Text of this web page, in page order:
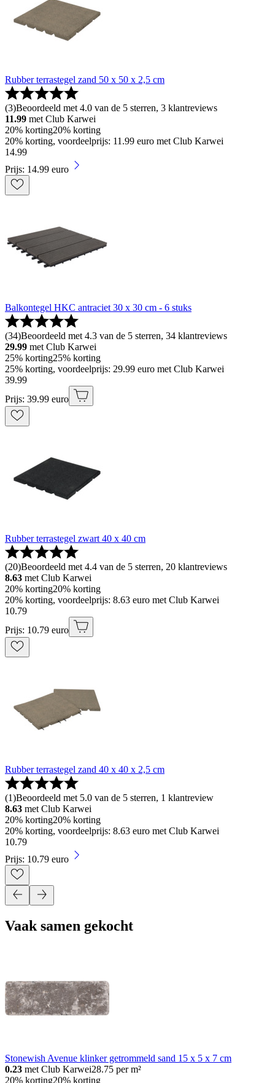
Rubber terrastegel zand 50 x 50 x 2,5 cm
(3)Beoordeeld met 4.0 van de 5 sterren, 3 klantreviews
11.99 met Club Karwei
20% korting20% korting
20% korting, voordeelprijs: 11.99 euro met Club Karwei
14.99
Prijs: 14.99 euro
Balkontegel HKC antraciet 30 x 30 cm - 6 stuks
(34)Beoordeeld met 4.3 van de 5 sterren, 34 klantreviews
29.99 met Club Karwei
25% korting25% korting
25% korting, voordeelprijs: 29.99 euro met Club Karwei
39.99
Prijs: 39.99 euro
Rubber terrastegel zwart 40 x 40 cm
(20)Beoordeeld met 4.4 van de 5 sterren, 20 klantreviews
8.63 met Club Karwei
20% korting20% korting
20% korting, voordeelprijs: 8.63 euro met Club Karwei
10.79
Prijs: 10.79 euro
Rubber terrastegel zand 40 x 40 x 2,5 cm
(1)Beoordeeld met 5.0 van de 5 sterren, 1 klantreview
8.63 met Club Karwei
20% korting20% korting
20% korting, voordeelprijs: 8.63 euro met Club Karwei
10.79
Prijs: 10.79 euro
Vaak samen gekocht
Stonewish Avenue klinker getrommeld sand 15 x 5 x 7 cm
0.23 met Club Karwei28.75 per m²
20% korting20% korting